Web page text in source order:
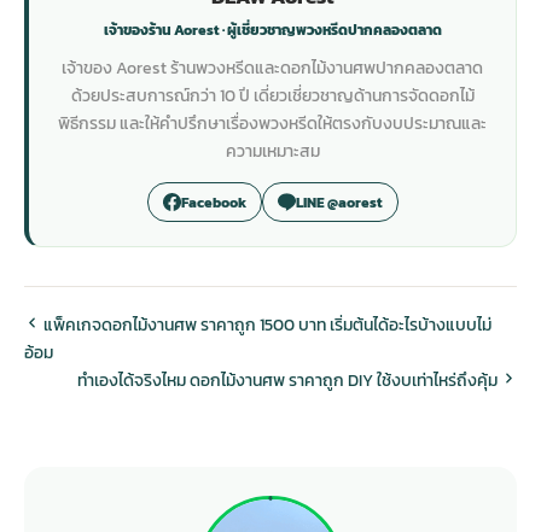
เจ้าของร้าน Aorest · ผู้เชี่ยวชาญพวงหรีดปากคลองตลาด
เจ้าของ Aorest ร้านพวงหรีดและดอกไม้งานศพปากคลองตลาด
ด้วยประสบการณ์กว่า 10 ปี เดี่ยวเชี่ยวชาญด้านการจัดดอกไม้
พิธีกรรม และให้คำปรึกษาเรื่องพวงหรีดให้ตรงกับงบประมาณและ
ความเหมาะสม
Facebook LINE @aorest
แพ็คเกจดอกไม้งานศพ ราคาถูก 1500 บาท เริ่มต้นได้อะไรบ้างแบบไม่
อ้อม
ทำเองได้จริงไหม ดอกไม้งานศพ ราคาถูก DIY ใช้งบเท่าไหร่ถึงคุ้ม